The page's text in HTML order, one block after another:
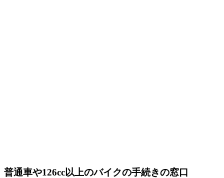
普通車や126cc以上のバイクの手続きの窓口